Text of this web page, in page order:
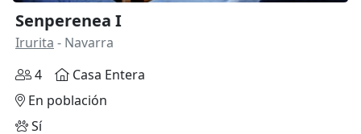
Senperenea I
Irurita - Navarra
4
Casa Entera
En población
Sí